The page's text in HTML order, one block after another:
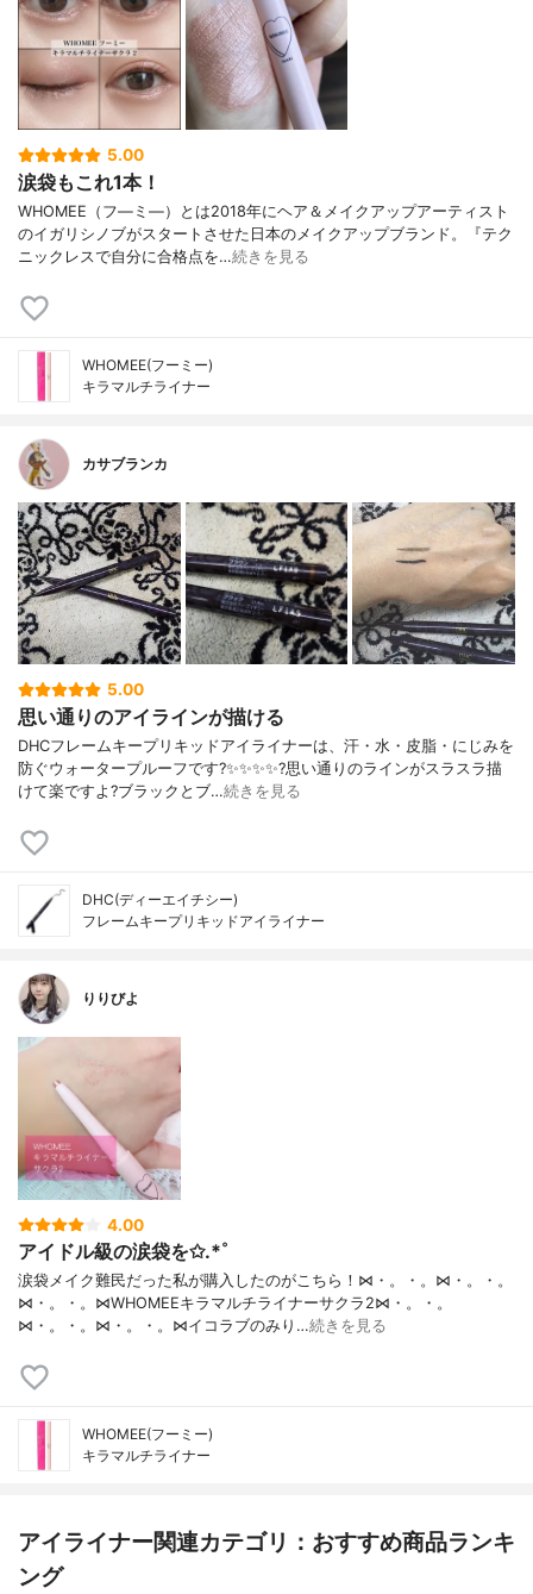
5.00
涙袋もこれ1本！
WHOMEE（フ―ミ―）とは2018年にヘア＆メイクアップアーティスト
のイガリシノブがスタートさせた日本のメイクアップブランド。『テク
ニックレスで自分に合格点を…続きを見る
WHOMEE(フーミー)
キラマルチライナー
カサブランカ
5.00
思い通りのアイラインが描ける
DHCフレームキープリキッドアイライナーは、汗・水・皮脂・にじみを
防ぐウォータープルーフです?✨✨✨✨?️思い通りのラインがスラスラ描
けて楽ですよ?ブラックとブ…続きを見る
DHC(ディーエイチシー)
フレームキープリキッドアイライナー
りりびよ
4.00
アイドル級の涙袋を✩.*˚
涙袋メイク難民だった私が購入したのがこちら！⋈・。・。⋈・。・。
⋈・。・。⋈WHOMEEキラマルチライナーサクラ2⋈・。・。
⋈・。・。⋈・。・。⋈イコラブのみり…続きを見る
WHOMEE(フーミー)
キラマルチライナー
アイライナー関連カテゴリ：おすすめ商品ランキ
ング